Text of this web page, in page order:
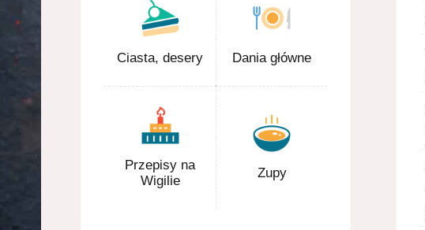
Ciasta, desery Dania główne
Przepisy na
Wigilie
Zupy